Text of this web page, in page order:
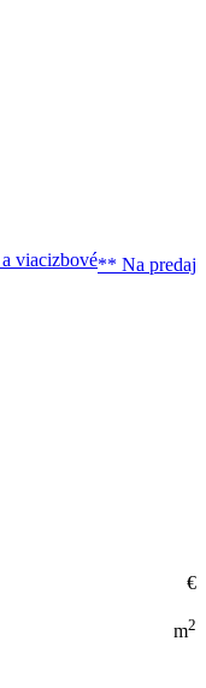
a viacizbové** Na predaj
€
m2